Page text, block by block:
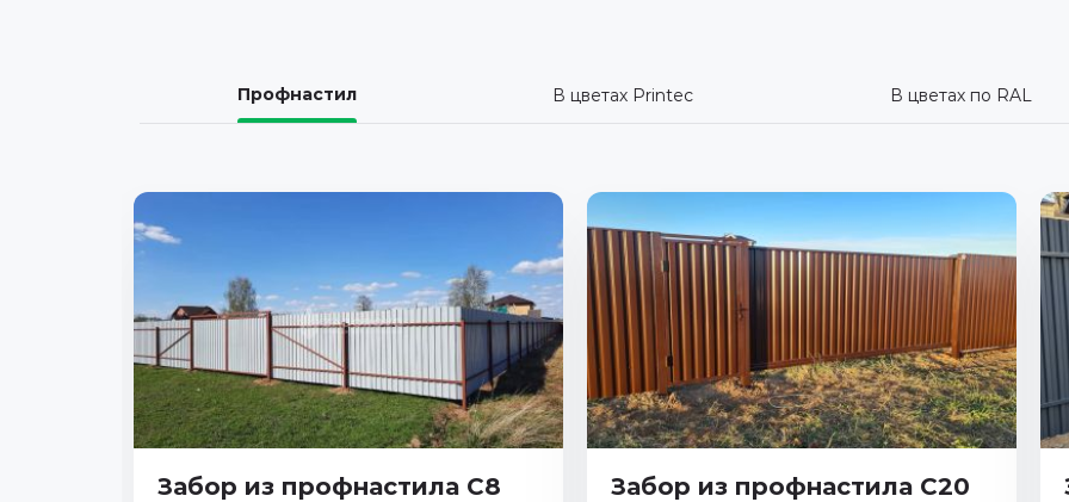
Профнастил В цветах Printec В цветах по RAL
Забор из профнастила С8 Забор из профнастила С20